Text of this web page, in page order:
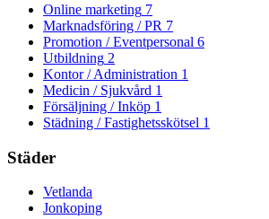
Online marketing 7
Marknadsföring / PR 7
Promotion / Eventpersonal 6
Utbildning 2
Kontor / Administration 1
Medicin / Sjukvård 1
Försäljning / Inköp 1
Städning / Fastighetsskötsel 1
Städer
Vetlanda
Jonkoping